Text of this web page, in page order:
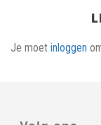
Je moet inloggen